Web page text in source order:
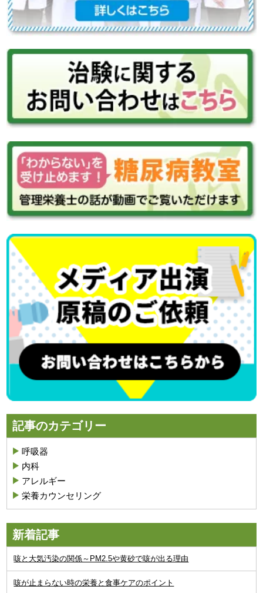
記事のカテゴリー
呼吸器
内科
アレルギー
栄養カウンセリング
新着記事
咳と大気汚染の関係～PM2.5や黄砂で咳が出る理由
咳が止まらない時の栄養と食事ケアのポイント